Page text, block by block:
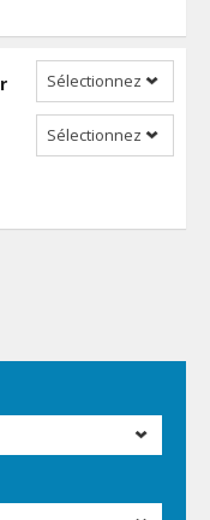
Sélectionnez
Sélectionnez